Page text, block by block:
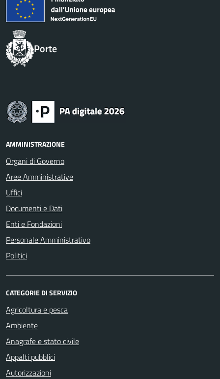
Porte
AMMINISTRAZIONE
Organi di Governo
Aree Amministrative
Uffici
Documenti e Dati
Enti e Fondazioni
Personale Amministrativo
Politici
CATEGORIE DI SERVIZIO
Agricoltura e pesca
Ambiente
Anagrafe e stato civile
Appalti pubblici
Autorizzazioni